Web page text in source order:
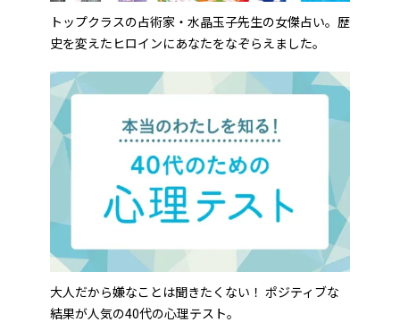
トップクラスの占術家・水晶玉子先生の女傑占い。歴
史を変えたヒロインにあなたをなぞらえました。
大人だから嫌なことは聞きたくない！ ポジティブな
結果が人気の40代の心理テスト。